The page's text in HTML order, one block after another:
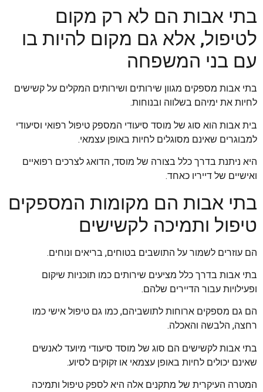
בתי אבות הם לא רק מקום
לטיפול, אלא גם מקום להיות בו
עם בני המשפחה
בתי אבות מספקים מגוון שירותים ושירותים המקלים על קשישים
לחיות את ימיהם בשלווה ובנוחות.
בית אבות הוא סוג של מוסד סיעודי המספק טיפול רפואי וסיעודי
למבוגרים שאינם מסוגלים לחיות באופן עצמאי.
היא ניתנת בדרך כלל בצורה של מוסד, הדואג לצרכים רפואיים
ואישיים של דייריו כאחד.
בתי אבות הם מקומות המספקים
טיפול ותמיכה לקשישים
הם עוזרים לשמור על התושבים בטוחים, בריאים ונוחים.
בתי אבות בדרך כלל מציעים שירותים כמו תוכניות שיקום
ופעילויות עבור הדיירים שלהם.
הם גם מספקים ארוחות לתושביהם, כמו גם טיפול אישי כמו
רחצה, הלבשה והאכלה.
בתי אבות לקשישים הם סוג של מוסד סיעודי מיועד לאנשים
שאינם יכולים לחיות באופן עצמאי או זקוקים לסיוע.
המטרה העיקרית של מתקנים אלה היא לספק טיפול ותמיכה